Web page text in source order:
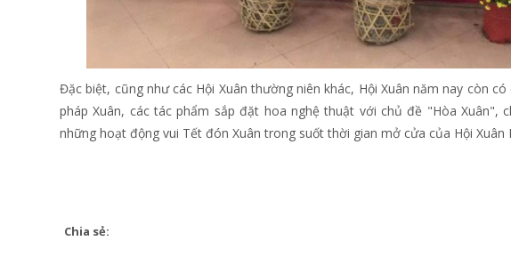
Đặc biệt, cũng như các Hội Xuân thường niên khác, Hội Xuân năm nay còn
pháp Xuân, các tác phẩm sắp đặt hoa nghệ thuật với chủ đề "Hòa Xuân",
những hoạt động vui Tết đón Xuân trong suốt thời gian mở cửa của Hội Xuân
Chia sẻ: